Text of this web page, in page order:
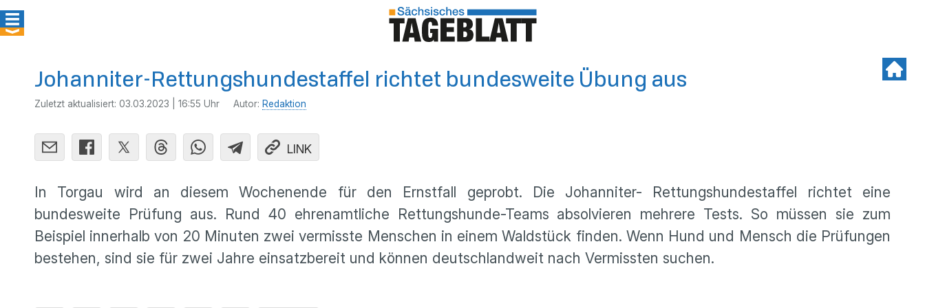
Johanniter-Rettungshundestaffel richtet bundesweite Übung aus
Zuletzt aktualisiert: 03.03.2023 | 16:55 Uhr Autor: Redaktion
LINK
In Torgau wird an diesem Wochenende für den Ernstfall geprobt. Die Johanniter- Rettungshundestaffel richtet eine
bundesweite Prüfung aus. Rund 40 ehrenamtliche Rettungshunde-Teams absolvieren mehrere Tests. So müssen sie zum
Beispiel innerhalb von 20 Minuten zwei vermisste Menschen in einem Waldstück finden. Wenn Hund und Mensch die Prüfungen
bestehen, sind sie für zwei Jahre einsatzbereit und können deutschlandweit nach Vermissten suchen.